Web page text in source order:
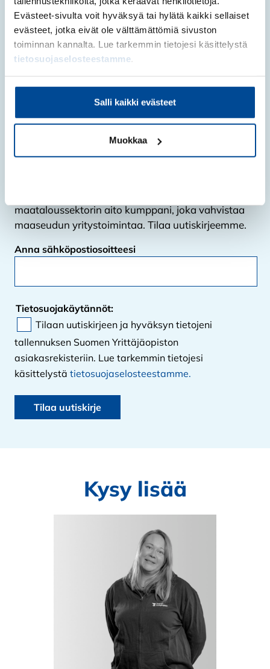
Evästeet-sivulta voit hyväksyä tai hylätä kaikki sellaiset
evästeet, jotka eivät ole välttämättömiä sivuston
toiminnan kannalta. Lue tarkemmin tietojesi käsittelystä
tietosuojaselosteestamme.
Salli kaikki evästeet
Muokkaa
Tutustu Nainen maatilan
päätöksentekijänä -
koulutushankkeeseen
Tilaa SYOagrin uutiskirje
maataloussektorin aito kumppani, joka vahvistaa
maaseudun yritystoimintaa. Tilaa uutiskirjeemme.
Anna sähköpostiosoitteesi
Tietosuojakäytännöt:
Tilaan uutiskirjeen ja hyväksyn tietojeni
tallennuksen Suomen Yrittäjäopiston
asiakasrekisteriin. Lue tarkemmin tietojesi
käsittelystä tietosuojaselosteestamme.
Kysy lisää